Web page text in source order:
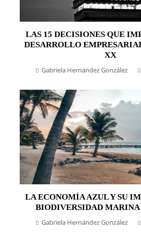
LAS 15 DECISIONES QUE
DESARROLLO
XX
Gabriela Hernandez González
LA ECONOMÍA AZUL Y SU
BIODIVERSIDAD MARINA
Gabriela Hernandez González